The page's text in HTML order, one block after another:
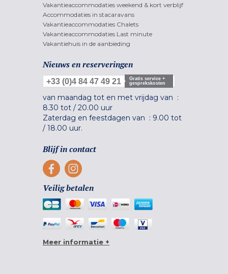
Vakantieaccommodaties weekend & kort verblijf
Accommodaties in stacaravans
Vakantieaccommodaties Chalets
Vakantieaccommodaties Last minute
Vakantiehuis in de aanbieding
Nieuws en reserveringen
+33 (0)4 84 47 49 21
Gratis service +
gesprekskosten
van maandag tot en met vrijdag van :
8.30 tot / 20.00 uur
Zaterdag en feestdagen van : 9.00 tot
/ 18.00 uur.
Blijf in contact
Veilig betalen
Meer informatie +